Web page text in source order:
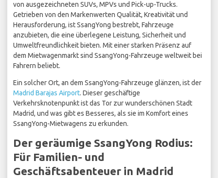
von ausgezeichneten SUVs, MPVs und Pick-up-Trucks.
Getrieben von den Markenwerten Qualität, Kreativität und
Herausforderung, ist SsangYong bestrebt, Fahrzeuge
anzubieten, die eine überlegene Leistung, Sicherheit und
Umweltfreundlichkeit bieten. Mit einer starken Präsenz auf
dem Mietwagenmarkt sind SsangYong-Fahrzeuge weltweit bei
Fahrern beliebt.
Ein solcher Ort, an dem SsangYong-Fahrzeuge glänzen, ist der
Madrid Barajas Airport. Dieser geschäftige
Verkehrsknotenpunkt ist das Tor zur wunderschönen Stadt
Madrid, und was gibt es Besseres, als sie im Komfort eines
SsangYong-Mietwagens zu erkunden.
Der geräumige SsangYong Rodius:
Für Familien- und
Geschäftsabenteuer in Madrid